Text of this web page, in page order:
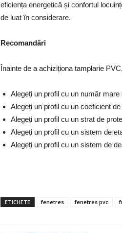
eficiența energetică și confortul
de luat în considerare.
Recomandări
Înainte de a achiziționa tamplarie
Alegeți un profil cu un număr
Alegeți un profil cu un coeficient
Alegeți un profil cu un strat de
Alegeți un profil cu un sistem de
Alegeți un profil cu un sistem de
ETICHETE fenetres fenetres pvc